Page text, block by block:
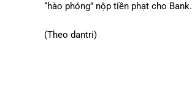
“hào phóng” nộp tiền phạt cho Bank.
(Theo dantri)